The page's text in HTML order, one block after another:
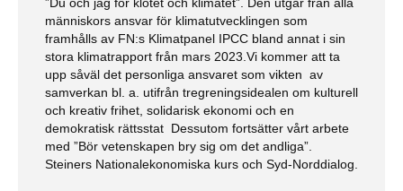
människors ansvar för klimatutvecklingen som
framhålls av FN:s Klimatpanel IPCC bland annat i sin
stora klimatrapport från mars 2023.Vi kommer att ta
upp såväl det personliga ansvaret som vikten av
samverkan bl. a. utifrån tregreningsidealen om kulturell
och kreativ frihet, solidarisk ekonomi och en
demokratisk rättsstat Dessutom fortsätter vårt arbete
med ”Bör vetenskapen bry sig om det andliga”.
Steiners Nationalekonomiska kurs och Syd-Norddialog.